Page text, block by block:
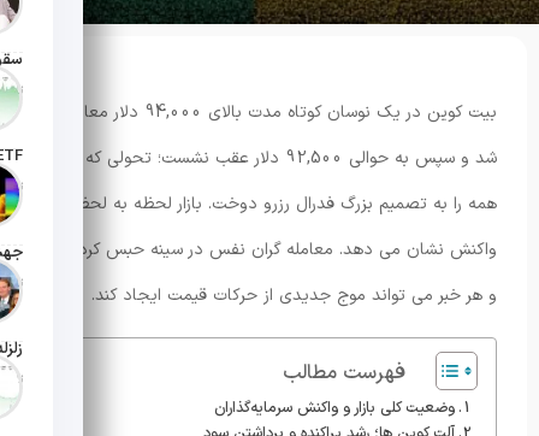
تاریخ
تاریخ
تاریخ
تاریخ
بیت کوین در یک نوسان کوتاه مدت بالای 94,000 دلار معامله
شد و سپس به حوالی 92,500 دلار عقب نشست؛ تحولی که چشم
همه را به تصمیم بزرگ فدرال رزرو دوخت. بازار لحظه به لحظه
واکنش نشان می دهد. معامله گران نفس در سینه حبس کرده اند
و هر خبر می تواند موج جدیدی از حرکات قیمت ایجاد کند.
فهرست مطالب
وضعیت کلی بازار و واکنش سرمایه‌گذاران